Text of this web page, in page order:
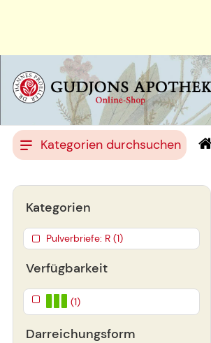
Kategorien durchsuchen
Verfügbarkeit
(1)
Darreichungsform
Kategorien
Pulverbriefe: R (1)